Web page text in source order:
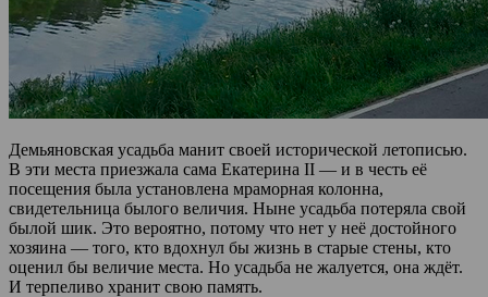
Демьяновская усадьба манит своей исторической летописью.
В эти места приезжала сама Екатерина II — и в честь её
посещения была установлена мраморная колонна,
свидетельница былого величия. Ныне усадьба потеряла свой
былой шик. Это вероятно, потому что нет у неё достойного
хозяина — того, кто вдохнул бы жизнь в старые стены, кто
оценил бы величие места. Но усадьба не жалуется, она ждёт.
И терпеливо хранит свою память.